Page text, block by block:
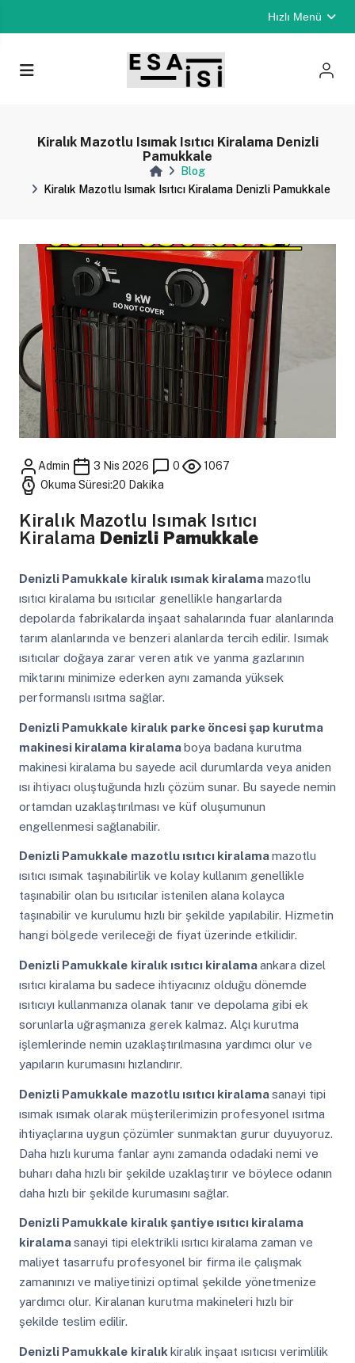
Hızlı Menü
Kiralık Mazotlu Isımak Isıtıcı Kiralama Denizli
Pamukkale
Blog
Kiralık Mazotlu Isımak Isıtıcı Kiralama Denizli Pamukkale
Admin 3 Nis 2026 0
1067
Okuma Süresi:20 Dakika
Kiralık Mazotlu Isımak Isıtıcı
Kiralama Denizli Pamukkale
Denizli Pamukkale kiralık ısımak kiralamamazotlu
ısıtıcı kiralama bu ısıtıcılar genellikle hangarlarda
depolarda fabrikalarda inşaat sahalarında fuar alanlarında
tarım alanlarında ve benzeri alanlarda tercih edilir. Isımak
ısıtıcılar doğaya zarar veren atık ve yanma gazlarının
miktarını minimize ederken aynı zamanda yüksek
performanslı ısıtma sağlar.
Denizli Pamukkale kiralık parke öncesi şap kurutma
makinesi kiralama kiralamaboya badana kurutma
makinesi kiralama bu sayede acil durumlarda veya aniden
ısı ihtiyacı oluştuğunda hızlı çözüm sunar. Bu sayede nemin
ortamdan uzaklaştırılması ve küf oluşumunun
engellenmesi sağlanabilir.
Denizli Pamukkale mazotlu ısıtıcı kiralamamazotlu
ısıtıcı ısımak taşınabilirlik ve kolay kullanım genellikle
taşınabilir olan bu ısıtıcılar istenilen alana kolayca
taşınabilir ve kurulumu hızlı bir şekilde yapılabilir. Hizmetin
hangi bölgede verileceği de fiyat üzerinde etkilidir.
Denizli Pamukkale kiralık ısıtıcı kiralamaankara dizel
ısıtıcı kiralama bu sadece ihtiyacınız olduğu dönemde
ısıtıcıyı kullanmanıza olanak tanır ve depolama gibi ek
sorunlarla uğraşmanıza gerek kalmaz. Alçı kurutma
işlemlerinde nemin uzaklaştırılmasına yardımcı olur ve
yapıların kurumasını hızlandırır.
Denizli Pamukkale mazotlu ısıtıcı kiralamasanayi tipi
ısımak ısımak olarak müşterilerimizin profesyonel ısıtma
ihtiyaçlarına uygun çözümler sunmaktan gurur duyuyoruz.
Daha hızlı kuruma fanlar aynı zamanda odadaki nemi ve
buharı daha hızlı bir şekilde uzaklaştırır ve böylece odanın
daha hızlı bir şekilde kurumasını sağlar.
Denizli Pamukkale kiralık şantiye ısıtıcı kiralama
kiralamasanayi tipi elektrikli ısıtıcı kiralama zaman ve
maliyet tasarrufu profesyonel bir firma ile çalışmak
zamanınızı ve maliyetinizi optimal şekilde yönetmenize
yardımcı olur. Kiralanan kurutma makineleri hızlı bir
şekilde teslim edilir.
Denizli Pamukkale kiralık kiralık inşaat ısıtıcısı verimlilik